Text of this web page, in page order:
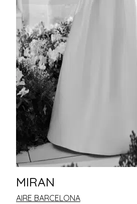
MIRAN
AIRE BARCELONA